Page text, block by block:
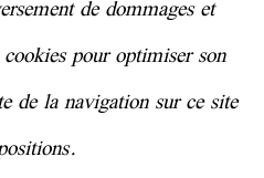
de dommages et
pour optimiser son
de la navigation sur ce site